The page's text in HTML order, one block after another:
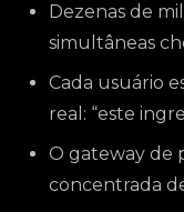
Dezenas de
simultâneas
Cada usuário
real: “este
O gateway de
concentrada